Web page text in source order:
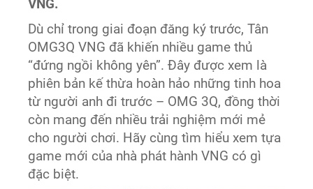
VNG.
Dù chỉ trong giai đoạn đăng ký trước, Tân
OMG3Q VNG đã khiến nhiều game thủ
“đứng ngồi không yên”. Đây được xem là
phiên bản kế thừa hoàn hảo những tinh hoa
từ người anh đi trước – OMG 3Q, đồng thời
còn mang đến nhiều trải nghiệm mới mẻ
cho người chơi. Hãy cùng tìm hiểu xem tựa
game mới của nhà phát hành VNG có gì
đặc biệt.